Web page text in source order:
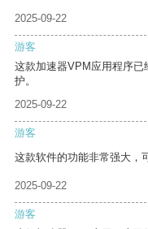
2025-09-22
游客
这款加速器VPM应用程序
护。
2025-09-22
游客
这款软件的功能非常强大，
2025-09-22
游客